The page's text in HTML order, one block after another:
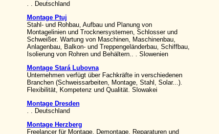
. . Deutschland
Montage Ptuj
Stahl- und Rohbau, Aufbau und Planung von
Montagelinien und Trocknersystemen, Schlosser und
Schweißer. Wartung von Maschinen, Maschinenbau,
Anlagenbau, Balkon- und Treppengeländerbau, Schiffbau,
Isolierung von Rohren und Behältern.. . Slowenien
Montage Stará Lubovna
Unternehmen verfügt über Fachkräfte in verschiedenen
Branchen (Schweissarbeiten, Montage, Stahl, Solar...).
Flexibilität, Kompetenz und Qualität. Slowakei
Montage Dresden
. . Deutschland
Montage Herzberg
Freelancer für Montage, Demontage, Reparaturen und